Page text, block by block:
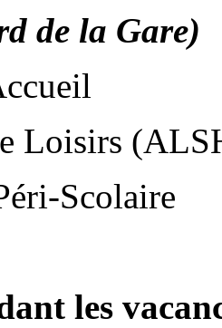
de la Gare)
Loisirs
Scolaire
les